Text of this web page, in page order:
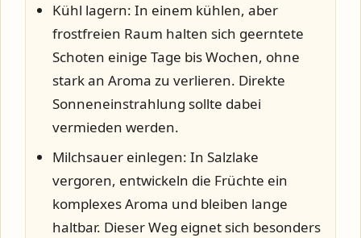
Kühl lagern: In einem kühlen, aber
frostfreien Raum halten sich geerntete
Schoten einige Tage bis Wochen, ohne
stark an Aroma zu verlieren. Direkte
Sonneneinstrahlung sollte dabei
vermieden werden.
Milchsauer einlegen: In Salzlake
vergoren, entwickeln die Früchte ein
komplexes Aroma und bleiben lange
haltbar. Dieser Weg eignet sich besonders